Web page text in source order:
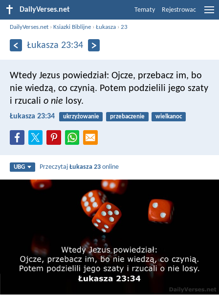
DailyVerses.net Tematy Rejestrowac
DailyVerses.net ›Ksiazki Biblijne ›Łukasza ›23
Łukasza 23:34
Wtedy Jezus powiedział: Ojcze, przebacz im, bo
nie wiedzą, co czynią. Potem podzielili jego szaty
i rzucali o nie losy.
Łukasza 23:34 ukrzyżowanie przebaczenie wielkanoc
UBG PrzeczytajŁukasza 23 online